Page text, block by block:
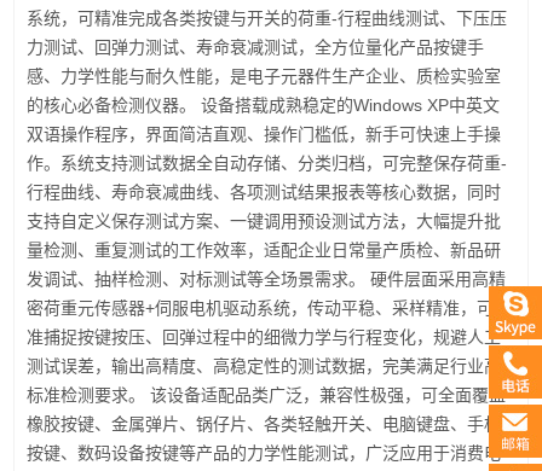
系统，可精准完成各类按键与开关的荷重-行程曲线测试、下压压
力测试、回弹力测试、寿命衰减测试，全方位量化产品按键手
感、力学性能与耐久性能，是电子元器件生产企业、质检实验室
的核心必备检测仪器。 设备搭载成熟稳定的Windows XP中英文
双语操作程序，界面简洁直观、操作门槛低，新手可快速上手操
作。系统支持测试数据全自动存储、分类归档，可完整保存荷重-
行程曲线、寿命衰减曲线、各项测试结果报表等核心数据，同时
支持自定义保存测试方案、一键调用预设测试方法，大幅提升批
量检测、重复测试的工作效率，适配企业日常量产质检、新品研
发调试、抽样检测、对标测试等全场景需求。 硬件层面采用高精
密荷重元传感器+伺服电机驱动系统，传动平稳、采样精准，可精
准捕捉按键按压、回弹过程中的细微力学与行程变化，规避人工
测试误差，输出高精度、高稳定性的测试数据，完美满足行业高
标准检测要求。 该设备适配品类广泛，兼容性极强，可全面覆盖
橡胶按键、金属弹片、锅仔片、各类轻触开关、电脑键盘、手机
按键、数码设备按键等产品的力学性能测试，广泛应用于消费电